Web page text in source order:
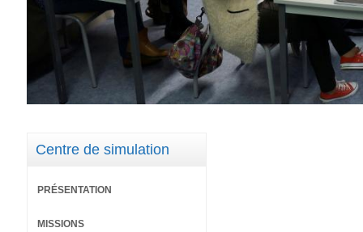
Centre de simulation
PRÉSENTATION
MISSIONS